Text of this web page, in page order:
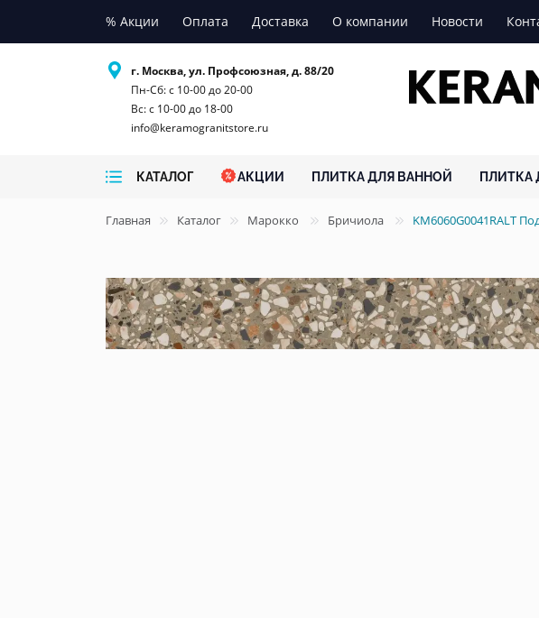
% Акции Оплата Доставка О компании Новости
г. Москва, ул. Профсоюзная, д. 88/20
Пн-Сб: с 10-00 до 20-00
Вс: с 10-00 до 18-00
info@keramogranitstore.ru
КАТАЛОГ АКЦИИ ПЛИТКА ДЛЯ ВАННОЙ ПЛИТКА
Главная Каталог Марокко Бричиола KM6060G0041RALT